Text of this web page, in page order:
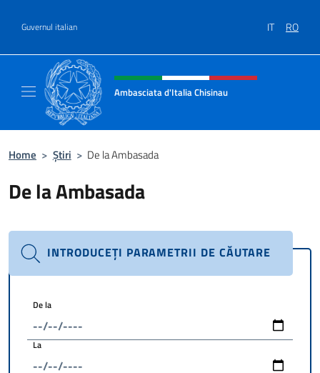
Guvernul italian IT RO
Header, social and menu of site
Ambasciata d'Italia Chisinau
Home > Știri > De la Ambasada
De la Ambasada
INTRODUCEȚI PARAMETRII DE CĂUTARE
De la
La